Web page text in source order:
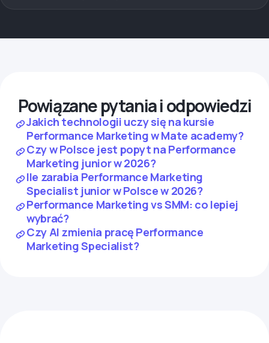
Powiązane pytania i odpowiedzi
Jakich technologii uczy się na kursie
Performance Marketing w Mate academy?
Czy w Polsce jest popyt na Performance
Marketing junior w 2026?
Ile zarabia Performance Marketing
Specialist junior w Polsce w 2026?
Performance Marketing vs SMM: co lepiej
wybrać?
Czy AI zmienia pracę Performance
Marketing Specialist?